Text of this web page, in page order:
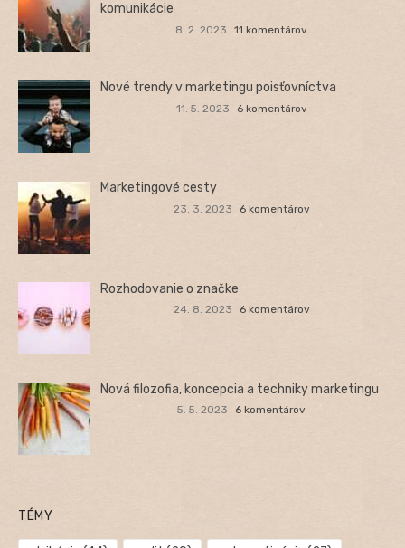
komunikácie
8. 2. 2023 11 komentárov
Nové trendy v marketingu poisťovníctva
11. 5. 2023 6 komentárov
Marketingové cesty
23. 3. 2023 6 komentárov
Rozhodovanie o značke
24. 8. 2023 6 komentárov
Nová filozofia, koncepcia a techniky marketingu
5. 5. 2023 6 komentárov
TÉMY